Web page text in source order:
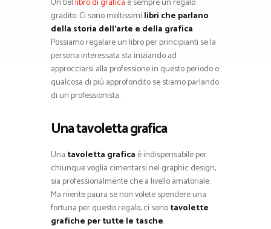
gradito. Ci sono moltissimi libri che parlano
della storia dell’arte e della grafica.
Possiamo regalare un libro per principianti se la
persona interessata sta iniziando ad
approcciarsi alla professione in questo periodo o
qualcosa di più approfondito se stiamo parlando
di un professionista.
Una tavoletta grafica
Una tavoletta grafica è indispensabile per
chiunque voglia cimentarsi nel graphic design,
sia professionalmente che a livello amatoriale.
Ma niente paura se non volete spendere una
fortuna per questo regalo, ci sonotavolette
grafiche per tutte le tasche.